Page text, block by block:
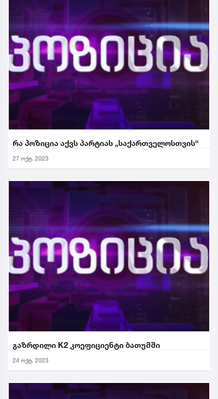
რა პოზიცია აქვს პარტიას „საქართველოსთვის“
27 ოქტ. 2023
გაზრდილი K2 კოეფიციენტი ბათუმში
24 ოქტ. 2023